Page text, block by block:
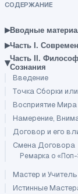
уровни
всех
тел
Человека
СОДЕРЖАНИЕ
▸Вводные
▸Часть I.
▾Часть II.
Сознания
Введение
Точка Сборки
Восприятие
Намерение,
Договор и его
Смена Договора
Ремарка о
Мастер и Учитель
Истинные